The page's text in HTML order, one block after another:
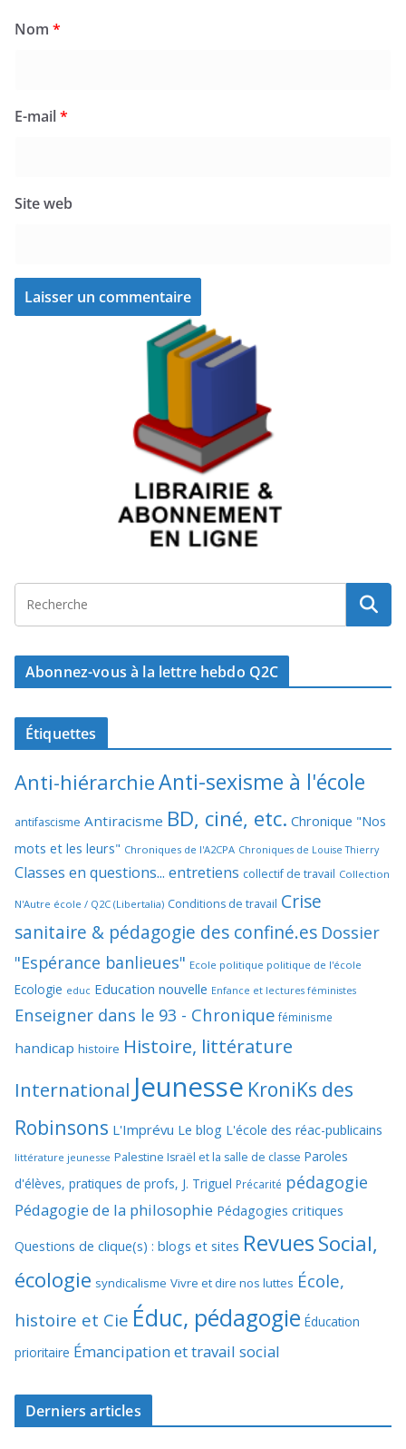
Nom *
E-mail*
Site web
Abonnez-vous à la lettre hebdo Q2C
Étiquettes
Anti-hiérarchieAnti-sexisme à l'école
antifascisme Antiracisme BD, ciné, etc. Chronique "Nos
mots et les leurs" Chroniques de l'A2CPA Chroniques de Louise Thierry
Classes en questions... entretiens collectif de travail Collection
N'Autre école / Q2C (Libertalia) Conditions de travail Crise
sanitaire & pédagogie des confiné.es Dossier
"Espérance banlieues" Ecole politique politique de l'école
Ecologie educ Education nouvelle Enfance et lectures féministes
Enseigner dans le 93 - Chronique féminisme
handicap histoire Histoire, littérature
International Jeunesse KroniKs des
Robinsons L'Imprévu Le blog L'école des réac-publicains
littérature jeunesse Palestine Israël et la salle de classe Paroles
d'élèves, pratiques de profs, J. Triguel Précarité pédagogie
Pédagogie de la philosophie Pédagogies critiques
Questions de clique(s) : blogs et sites RevuesSocial,
écologie syndicalisme Vivre et dire nos luttes École,
histoire et Cie Éduc, pédagogie Éducation
prioritaire Émancipation et travail social
Derniers articles